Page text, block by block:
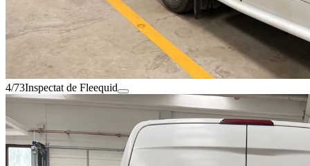
4/73Inspectat de Fleequid